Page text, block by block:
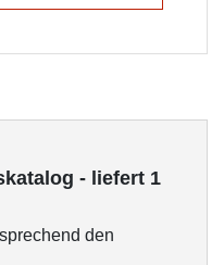
- liefert 1
den